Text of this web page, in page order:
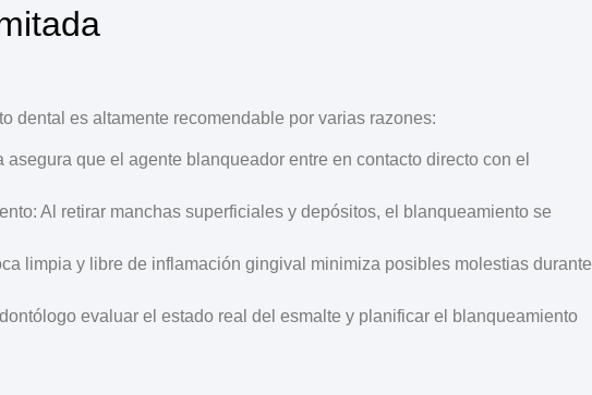
dental es altamente recomendable por varias razones:
asegura que el agente blanqueador entre en contacto directo con el
: Al retirar manchas superficiales y depósitos, el blanqueamiento se
limpia y libre de inflamación gingival minimiza posibles molestias durante
evaluar el estado real del esmalte y planificar el blanqueamiento